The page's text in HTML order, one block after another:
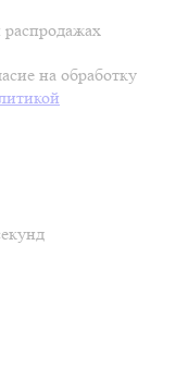
на обработку